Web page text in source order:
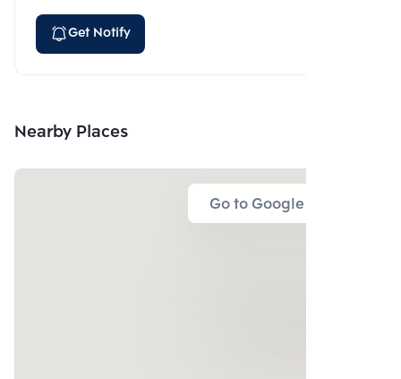
Get Notify
Nearby Places
Go to Google Map